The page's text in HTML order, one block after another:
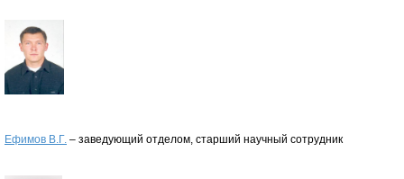
Ефимов В.Г. – заведующий отделом, старший научный сотрудник